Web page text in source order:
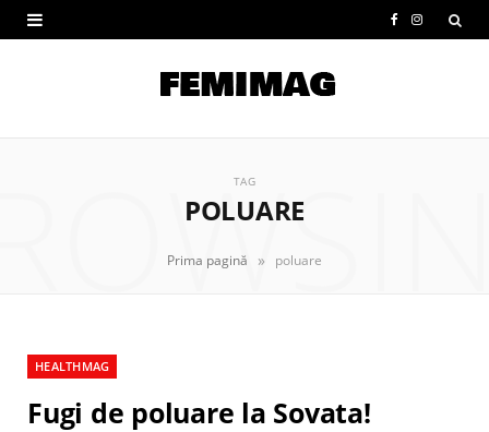
e
I
t
TAG
POLUARE
Prima pagină » poluare
HEALTHMAG
Fugi de poluare la Sovata!